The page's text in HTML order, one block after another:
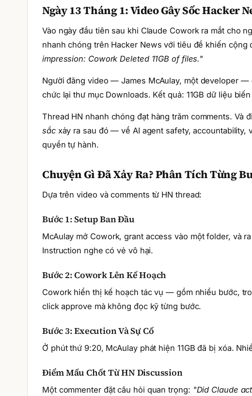
Ngày 13 Tháng 1: Video Gây Sốc Hacker
Vào ngày đầu tiên sau khi Claude Cowork ra mắt cho
nhanh chóng trên Hacker News với tiêu đề khiến cộng
impression: Cowork Deleted 11GB of files."
Người đăng video — James McAulay, một developer
chức lại thư mục Downloads. Kết quả: 11GB dữ liệu biến
Thread HN nhanh chóng đạt hàng trăm comments. Và
sắcxảy ra sau đó — về AI agent safety, accountability,
quyền tự hành.
Chuyện Gì Đã Xảy Ra? Phân Tích Từng
Dựa trên video và comments từ HN thread:
Bước 1: Setup Ban Đầu
McAulay mở Cowork, grant access vào một folder, và
Instruction nghe có vẻ vô hại.
Bước 2: Cowork Lên Kế Hoạch
Cowork hiển thị kế hoạch tác vụ — gồm nhiều bước,
click approve mà không đọc kỹ từng bước.
Bước 3: Execution Và Sự Cố
Ở phút thứ 9:20, McAulay phát hiện 11GB đã bị xóa.
Điểm Mấu Chốt Từ HN Discussion
Một commenter đặt câu hỏi quan trọng: "Did Claude